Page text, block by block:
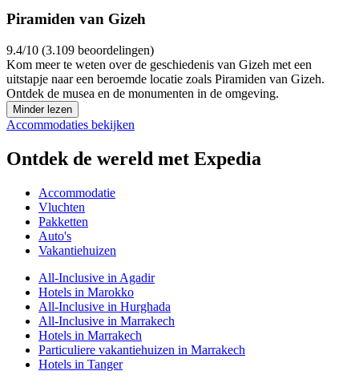
Piramiden van Gizeh
9.4/10 (3.109 beoordelingen)
Kom meer te weten over de geschiedenis van Gizeh met een
uitstapje naar een beroemde locatie zoals Piramiden van Gizeh.
Ontdek de musea en de monumenten in de omgeving.
Minder lezen
Accommodaties bekijken
Ontdek de wereld met Expedia
Accommodatie
Vluchten
Pakketten
Auto's
Vakantiehuizen
All-Inclusive in Agadir
Hotels in Marokko
All-Inclusive in Hurghada
All-Inclusive in Marrakech
Hotels in Marrakech
Particuliere vakantiehuizen in Marrakech
Hotels in Tanger